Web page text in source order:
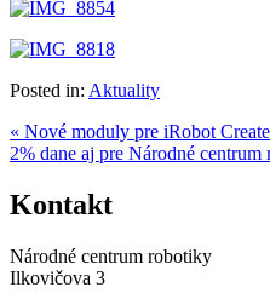
Posted in: Aktuality
« Nové moduly pre iRobot
2% dane aj pre Národné centrum
Kontakt
Národné centrum robotiky
Ilkovičova 3